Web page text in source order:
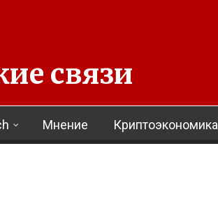
связи
Мнение Криптоэкономика